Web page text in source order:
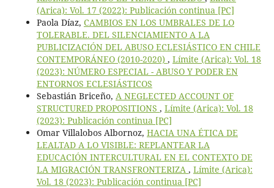
(Arica): Vol. 17 (2022): Publicación continua [PC]
Paola Díaz, CAMBIOS EN LOS UMBRALES DE LO
TOLERABLE. DEL SILENCIAMIENTO A LA
PUBLICIZACIÓN DEL ABUSO ECLESIÁSTICO EN CHILE
CONTEMPORÁNEO (2010-2020) , Límite (Arica): Vol. 18
(2023): NÚMERO ESPECIAL - ABUSO Y PODER EN
ENTORNOS ECLESIÁSTICOS
Sebastián Briceño, A NEGLECTED ACCOUNT OF
STRUCTURED PROPOSITIONS , Límite (Arica): Vol. 18
(2023): Publicación continua [PC]
Omar Villalobos Albornoz, HACIA UNA ÉTICA DE
LEALTAD A LO VISIBLE: REPLANTEAR LA
EDUCACIÓN INTERCULTURAL EN EL CONTEXTO DE
LA MIGRACIÓN TRANSFRONTERIZA , Límite (Arica):
Vol. 18 (2023): Publicación continua [PC]